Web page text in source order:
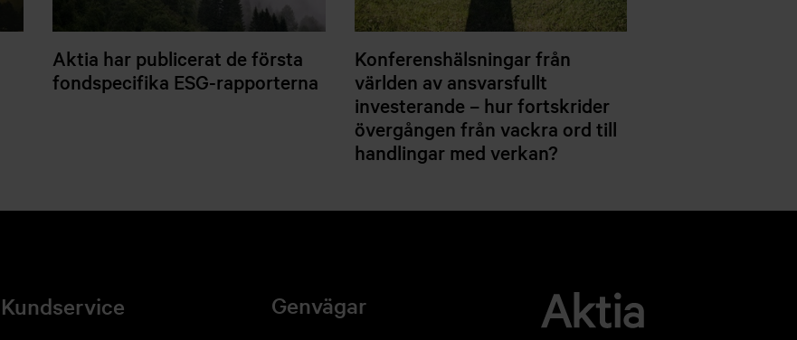
Aktia har publicerat de första
fondspecifika ESG-rapporterna
Konferenshälsningar från
världen av ansvarsfullt
investerande – hur fortskrider
övergången från vackra ord till
handlingar med verkan?
Kundservice Genvägar